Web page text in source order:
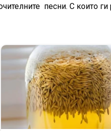
песни. С които